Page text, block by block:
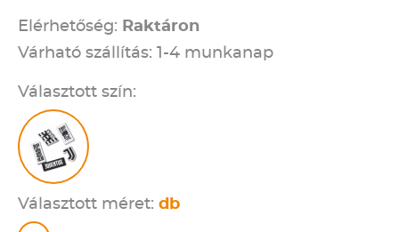
Elérhetőség: Raktáron
Várható szállítás: 1-4 munkanap
Választott szín:
Választott méret: db